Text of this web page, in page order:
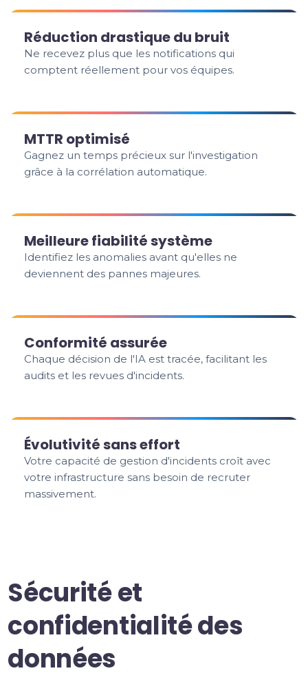
Réduction drastique du bruit
Ne recevez plus que les notifications qui
comptent réellement pour vos équipes.
MTTR optimisé
Gagnez un temps précieux sur l'investigation
grâce à la corrélation automatique.
Meilleure fiabilité système
Identifiez les anomalies avant qu'elles ne
deviennent des pannes majeures.
Conformité assurée
Chaque décision de l'IA est tracée, facilitant les
audits et les revues d'incidents.
Évolutivité sans effort
Votre capacité de gestion d'incidents croît avec
votre infrastructure sans besoin de recruter
massivement.
Sécurité et
confidentialité des
données